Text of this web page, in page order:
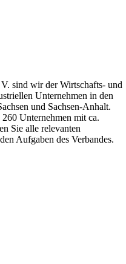
sind wir der Wirtschafts- und
Unternehmen in den
und Sachsen-Anhalt.
Unternehmen mit ca.
Sie alle relevanten
Aufgaben des Verbandes.